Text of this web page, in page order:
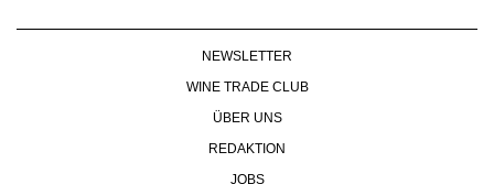
NEWSLETTER
WINE TRADE CLUB
ÜBER UNS
REDAKTION
JOBS